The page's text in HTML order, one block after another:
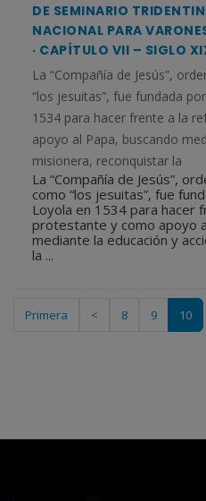
DE SEMINARIO
NACIONAL PARA
· CAPÍTULO VII – SIGLO
La “Compañía de Jesús”,
“los jesuitas”, fue fundada
1534 para hacer frente a la
apoyo al Papa, buscando
misionera, reconquistar la
La “Compañía de Jesús”,
como “los jesuitas”, fue
Loyola en 1534 para hacer
protestante y como apoyo
mediante la educación y
la ...
Primera < 8 9 10